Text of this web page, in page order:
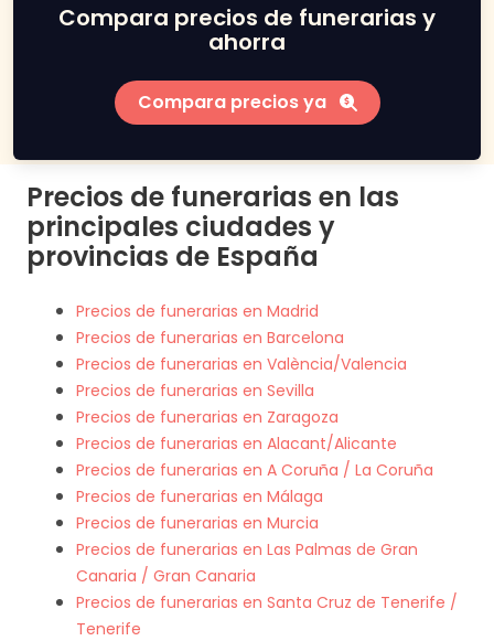
Compara precios de funerarias y
ahorra
Compara precios ya
Precios de funerarias en las
principales ciudades y
provincias de España
Precios de funerarias en Madrid
Precios de funerarias en Barcelona
Precios de funerarias en València/Valencia
Precios de funerarias en Sevilla
Precios de funerarias en Zaragoza
Precios de funerarias en Alacant/Alicante
Precios de funerarias en A Coruña / La Coruña
Precios de funerarias en Málaga
Precios de funerarias en Murcia
Precios de funerarias en Las Palmas de Gran
Canaria / Gran Canaria
Precios de funerarias en Santa Cruz de Tenerife /
Tenerife